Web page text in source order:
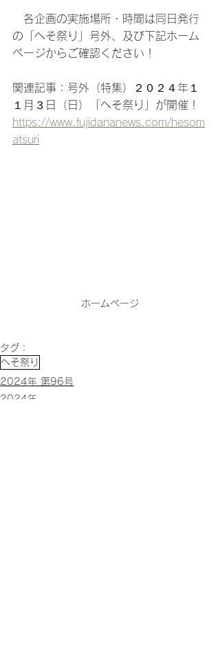
各企画の実施場所・時間は同日発行
の「へそ祭り」号外、及び下記ホーム
ページからご確認ください！
関連記事：号外（特集）２０２４年１
１月３日（日）「へそ祭り」が開催！
https://www.fujidananews.com/hesom
atsuri
ホームページ
タグ：
へそ祭り
2024年 第96号
2024年